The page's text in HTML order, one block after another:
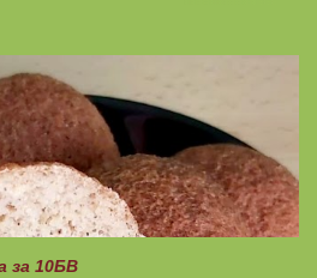
е обезмаслена можете да удвоявате
като нискомаслен продукт. Можете да
и да съхранявате в хладилник
закуска днес, беше това вкусно
череши 8бр. 🟠1БМ орех 1бр.
Люси
за 10БВ